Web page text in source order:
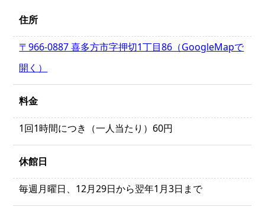
住所
〒966-0887 喜多方市字押切1丁目86（GoogleMapで
開く）
料金
1回1時間につき（一人当たり）60円
休館日
毎週月曜日、12月29日から翌年1月3日まで